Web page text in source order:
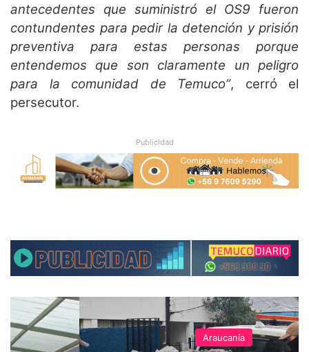
antecedentes que suministró el OS9 fueron
contundentes para pedir la detención y prisión
preventiva para estas personas porque
entendemos que son claramente un peligro
para la comunidad de Temuco”, cerró el
persecutor.
Publicidad
Araucanía